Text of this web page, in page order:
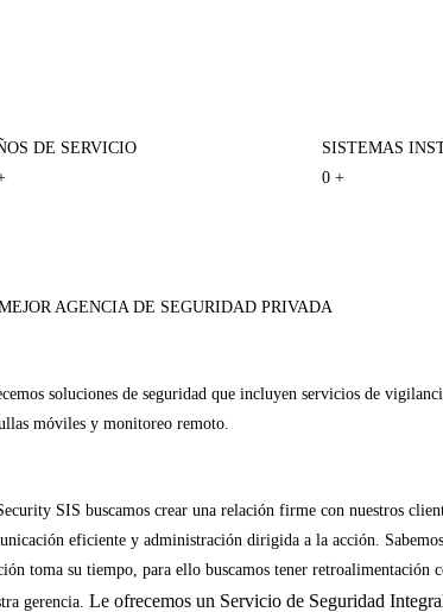
DE SERVICIO
SISTEMAS
0 +
AGENCIA DE SEGURIDAD PRIVADA
soluciones de seguridad que incluyen servicios de
móviles y monitoreo remoto.
SIS buscamos crear una relación firme con nuestros
eficiente y administración dirigida a la acción.
toma su tiempo, para ello buscamos tener retroalimentación
gerencia. Le ofrecemos un Servicio de Seguridad